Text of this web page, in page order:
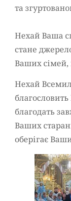
та
Нехай Ваша
стане
Ваших сімей,
Нехай
благодать
Ваших
оберігає